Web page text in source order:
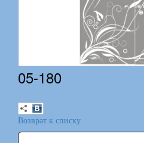
05-180
Возврат к списку